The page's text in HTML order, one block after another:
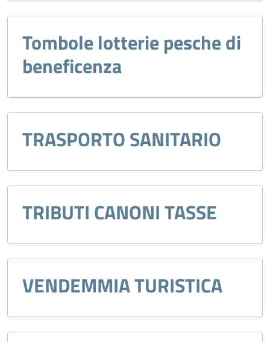
Tombole lotterie pesche di
beneficenza
TRASPORTO SANITARIO
TRIBUTI CANONI TASSE
VENDEMMIA TURISTICA